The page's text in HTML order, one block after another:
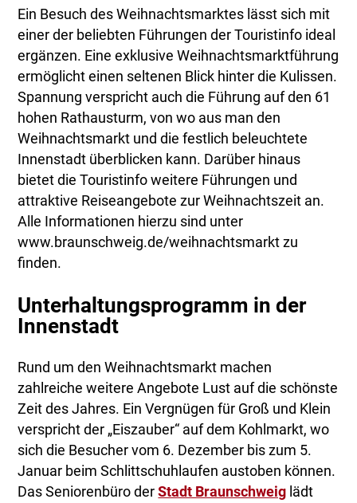
Ein Besuch des Weihnachtsmarktes lässt sich mit
einer der beliebten Führungen der Touristinfo ideal
ergänzen. Eine exklusive Weihnachtsmarktführung
ermöglicht einen seltenen Blick hinter die Kulissen.
Spannung verspricht auch die Führung auf den 61
hohen Rathausturm, von wo aus man den
Weihnachtsmarkt und die festlich beleuchtete
Innenstadt überblicken kann. Darüber hinaus
bietet die Touristinfo weitere Führungen und
attraktive Reiseangebote zur Weihnachtszeit an.
Alle Informationen hierzu sind unter
www.braunschweig.de/weihnachtsmarkt zu
finden.
Unterhaltungsprogramm in der
Innenstadt
Rund um den Weihnachtsmarkt machen
zahlreiche weitere Angebote Lust auf die schönste
Zeit des Jahres. Ein Vergnügen für Groß und Klein
verspricht der „Eiszauber“ auf dem Kohlmarkt, wo
sich die Besucher vom 6. Dezember bis zum 5.
Januar beim Schlittschuhlaufen austoben können.
Das Seniorenbüro derStadt Braunschweig lädt